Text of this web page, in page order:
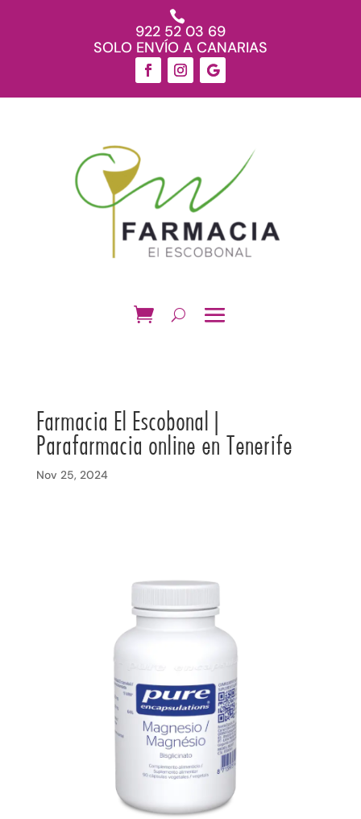

922 52 03 69
SOLO ENVÍO A CANARIAS
Farmacia El Escobonal |
Parafarmacia online en Tenerife
Nov 25, 2024